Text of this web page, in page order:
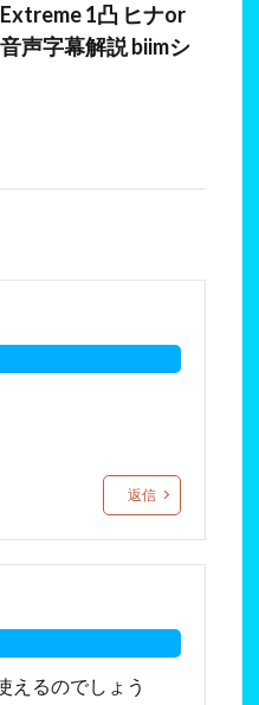
1凸 ヒナor
声字幕解説 biimシ
返信
えるのでしょう